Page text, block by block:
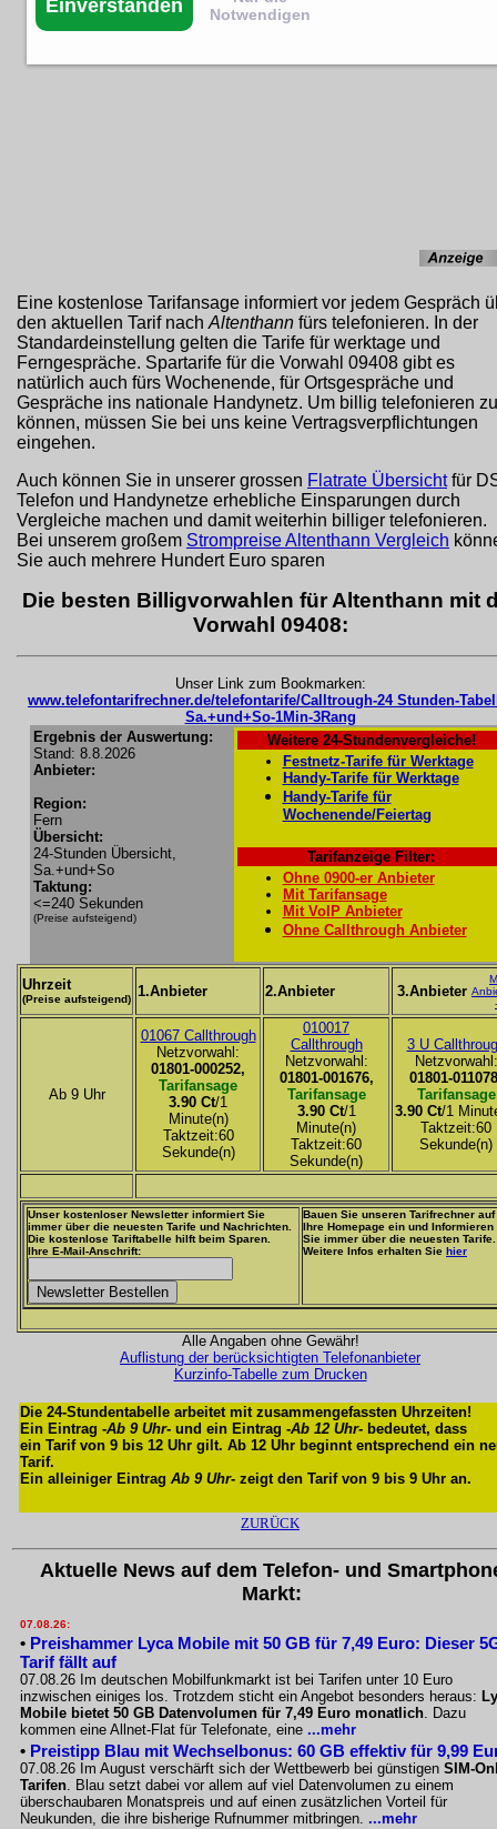
Eine kostenlose Tarifansage informiert vor jedem Gespräch
den aktuellen Tarif nach Altenthann fürs telefonieren. In der
Standardeinstellung gelten die Tarife für werktage und
Ferngespräche. Spartarife für die Vorwahl 09408 gibt es
natürlich auch fürs Wochenende, für Ortsgespräche und
Gespräche ins nationale Handynetz. Um billig telefonieren zu
können, müssen Sie bei uns keine Vertragsverpflichtungen
eingehen.
Auch können Sie in unserer grossen Flatrate Übersichtfür
Telefon und Handynetze erhebliche Einsparungen durch
Vergleiche machen und damit weiterhin billiger telefonieren.
Bei unserem großem Strompreise Altenthann Vergleich
Sie auch mehrere Hundert Euro sparen
Die besten Billigvorwahlen für Altenthann mit
Vorwahl 09408:
Unser Link zum Bookmarken:
www.telefontarifrechner.de/telefontarife/Calltrough-24 Stunden-
Sa.+und+So-1Min-3Rang
Ergebnis der Auswertung:
Stand: 8.8.2026
Anbieter:
Region:
Fern
Übersicht:
24-Stunden Übersicht,
Sa.+und+So
Taktung:
<=240 Sekunden
(Preise aufsteigend)
Weitere 24-Stundenvergleiche!
Festnetz-Tarife für Werktage
Handy-Tarife für Werktage
Handy-Tarife für
Wochenende/Feiertag
Tarifanzeige Filter:
Ohne 0900-er Anbieter
Mit Tarifansage
Mit VoIP Anbieter
Ohne Callthrough Anbieter
Uhrzeit
(Preise aufsteigend) 1.Anbieter 2.Anbieter 3.Anbieter
Ab 9 Uhr
01067 Callthrough
Netzvorwahl:
01801-000252,
Tarifansage
3.90 Ct/1
Minute(n)
Taktzeit:60
Sekunde(n)
010017
Callthrough
Netzvorwahl:
01801-001676,
Tarifansage
3.90 Ct/1
Minute(n)
Taktzeit:60
Sekunde(n)
3 U
Netzvorwahl:
01801-
Tarifansage
3.90 Ct/1
Taktzeit:60
Sekunde(n)
Unser kostenloser Newsletter informiert Sie
immer über die neuesten Tarife und Nachrichten.
Die kostenlose Tariftabelle hilft beim Sparen.
Ihre E-Mail-Anschrift:
Bauen Sie unseren Tarifrechner auf
Ihre Homepage ein und Informieren
Sie immer über die neuesten Tarife.
Weitere Infos erhalten Sie hier
Alle Angaben ohne Gewähr!
Auflistung der berücksichtigten Telefonanbieter
Kurzinfo-Tabelle zum Drucken
Die 24-Stundentabelle arbeitet mit zusammengefassten Uhrzeiten!
Ein Eintrag -Ab 9 Uhr- und ein Eintrag -Ab 12 Uhr- bedeutet, dass
ein Tarif von 9 bis 12 Uhr gilt. Ab 12 Uhr beginnt entsprechend ein
Tarif.
Ein alleiniger Eintrag Ab 9 Uhr- zeigt den Tarif von 9 bis 9 Uhr an.
ZURÜCK
Aktuelle News auf dem Telefon- und
Markt:
07.08.26:
• Preishammer Lyca Mobile mit 50 GB für 7,49 Euro: Dieser
Tarif fällt auf
07.08.26 Im deutschen Mobilfunkmarkt ist bei Tarifen unter 10 Euro
inzwischen einiges los. Trotzdem sticht ein Angebot besonders heraus:
Mobile bietet 50 GB Datenvolumen für 7,49 Euro monatlich. Dazu
kommen eine Allnet-Flat für Telefonate, eine ...mehr
• Preistipp Blau mit Wechselbonus: 60 GB effektiv für 9,99
07.08.26 Im August verschärft sich der Wettbewerb bei günstigen SIM-
Tarifen. Blau setzt dabei vor allem auf viel Datenvolumen zu einem
überschaubaren Monatspreis und auf einen zusätzlichen Vorteil für
Neukunden, die ihre bisherige Rufnummer mitbringen. ...mehr
Einverstanden
Notwendigen